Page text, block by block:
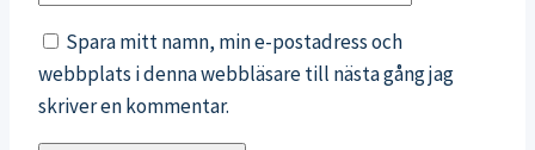
Spara mitt namn, min e-postadress och
webbplats i denna webbläsare till nästa gång jag
skriver en kommentar.